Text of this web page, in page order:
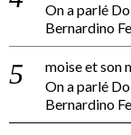
On a parlé
Bernardino
moise et son
On a parlé
Bernardino